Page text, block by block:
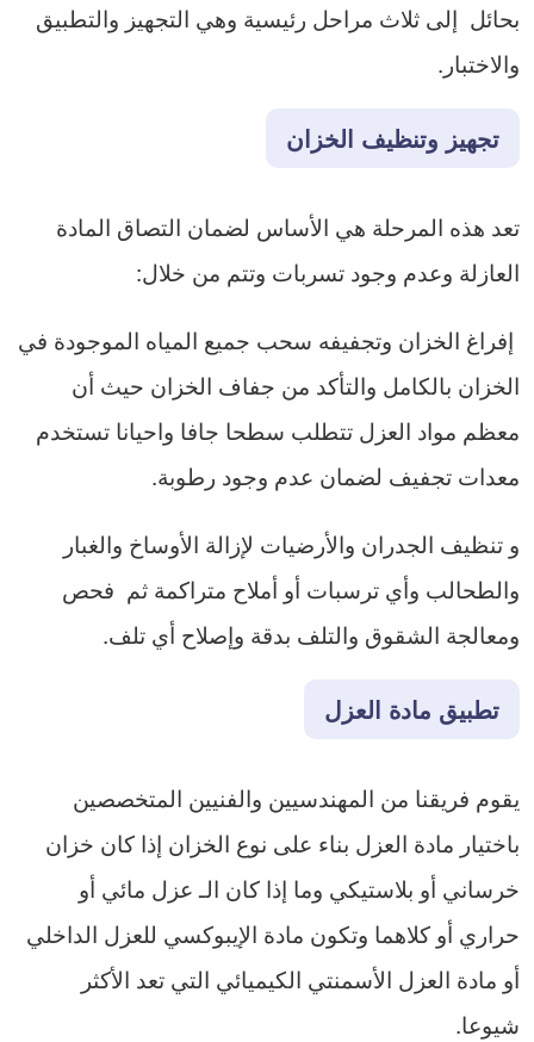
بحائل إلى ثلاث مراحل رئيسية وهي التجهيز والتطبيق
والاختبار.
​تجهيز وتنظيف الخزان
تعد ​هذه المرحلة هي الأساس لضمان التصاق المادة
العازلة وعدم وجود تسربات وتتم من خلال:
​ إفراغ الخزان وتجفيفه سحب جميع المياه الموجودة في
الخزان بالكامل والتأكد من جفاف الخزان حيث أن
معظم مواد العزل تتطلب سطحا جافا واحيانا تستخدم
معدات تجفيف لضمان عدم وجود رطوبة.
​و تنظيف الجدران والأرضيات لإزالة الأوساخ والغبار
والطحالب وأي ترسبات أو أملاح متراكمة ثم فحص
ومعالجة الشقوق والتلف بدقة وإصلاح أي تلف.
تطبيق مادة العزل
​يقوم فريقنا من المهندسيين والفنيين المتخصصين
باختيار مادة العزل بناء على نوع الخزان إذا كان خزان
خرساني أو بلاستيكي وما إذا كان الـ عزل مائي أو
حراري أو كلاهما وتكون مادة الإيبوكسي للعزل الداخلي
أو مادة العزل الأسمنتي الكيميائي التي تعد الأكثر
شيوعا.